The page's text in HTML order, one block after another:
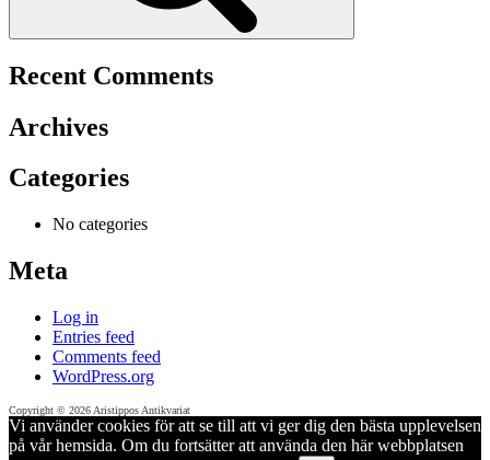
Recent Comments
Archives
Categories
No categories
Meta
Log in
Entries feed
Comments feed
WordPress.org
Copyright © 2026 Aristippos Antikvariat
Vi använder cookies för att se till att vi ger dig den bästa upplevelsen
på vår hemsida. Om du fortsätter att använda den här webbplatsen